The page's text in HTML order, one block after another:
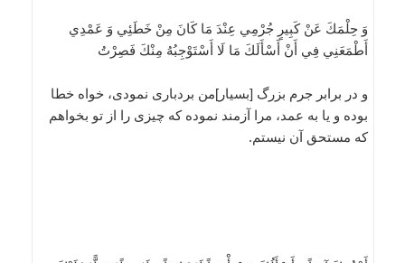
وَ حِلْمَكَ عَنْ كَبِيرٍ جُرْمِي عِنْدَ مَا كَانَ مِنْ خَطَئِي وَ عَمْدِي
أَطْمَعَنِي فِي أَنْ أَسْأَلَكَ مَا لَا أَسْتَوْجِبُهُ مِنْكَ فَصِرْتُ
و در برابر جرم بزرگ [بسيار]من بردبارى نمودى، خواه خطا
بوده و يا به عمد، مرا آزمند نموده كه چيزى را از تو بخواهم
كه مستحق آن نيستم.